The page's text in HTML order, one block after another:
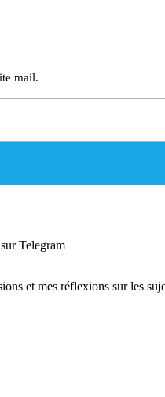
mail.
Telegram
et mes réflexions sur les